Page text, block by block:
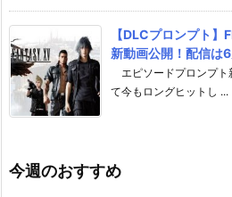
【DLCプロンプト
新動画公開！配信は
エピソードプロンプト
て今もロングヒットし ...
今週のおすすめ